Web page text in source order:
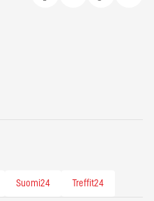
Suomi24 Treffit24